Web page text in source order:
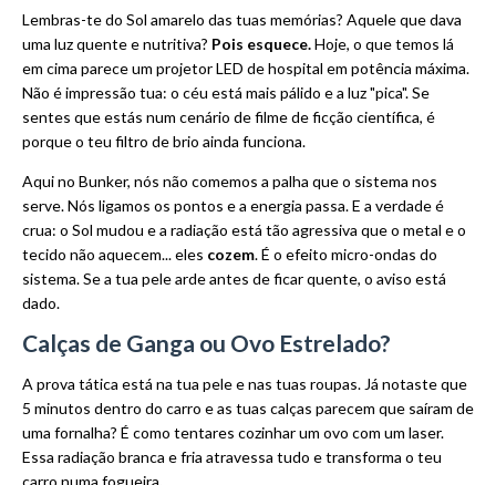
Lembras-te do Sol amarelo das tuas memórias? Aquele que dava
uma luz quente e nutritiva? Pois esquece.Hoje, o que temos lá
em cima parece um projetor LED de hospital em potência máxima.
Não é impressão tua: o céu está mais pálido e a luz "pica". Se
sentes que estás num cenário de filme de ficção científica, é
porque o teu filtro de brio ainda funciona.
Aqui no Bunker, nós não comemos a palha que o sistema nos
serve. Nós ligamos os pontos e a energia passa. E a verdade é
crua: o Sol mudou e a radiação está tão agressiva que o metal e o
tecido não aquecem... eles cozem. É o efeito micro-ondas do
sistema. Se a tua pele arde antes de ficar quente, o aviso está
dado.
Calças de Ganga ou Ovo Estrelado?
A prova tática está na tua pele e nas tuas roupas. Já notaste que
5 minutos dentro do carro e as tuas calças parecem que saíram de
uma fornalha? É como tentares cozinhar um ovo com um laser.
Essa radiação branca e fria atravessa tudo e transforma o teu